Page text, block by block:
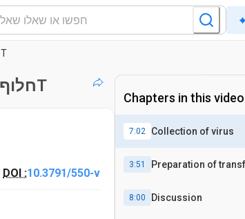
הפקה של רטרווירוס שכפול פגומים-by transfection חלוף של תאים 293T
הפקה של רטרווירוס שכפול פגומים-by transfection חלוף של תאים 293T
DOI :10.3791/550-v
Chapters in this video
7:02 Collection of virus
3:51 Preparation of
8:00 Discussion